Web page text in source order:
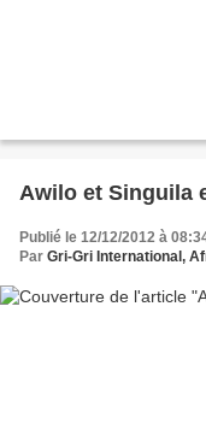
Awilo et Singuila
Publié le 12/12/2012 à
Par Gri-Gri International, Afrique, Cote d'ivoire,